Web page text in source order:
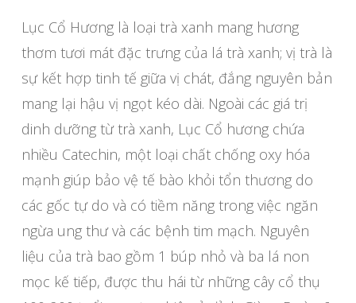
Lục Cổ Hương là loại trà xanh mang hương
thơm tươi mát đặc trưng của lá trà xanh; vị trà là
sự kết hợp tinh tế giữa vị chát, đắng nguyên bản
mang lại hậu vị ngọt kéo dài. Ngoài các giá trị
dinh dưỡng từ trà xanh, Lục Cổ hương chứa
nhiều Catechin, một loại chất chống oxy hóa
mạnh giúp bảo vệ tế bào khỏi tổn thương do
các gốc tự do và có tiềm năng trong việc ngăn
ngừa ung thư và các bệnh tim mạch. Nguyên
liệu của trà bao gồm 1 búp nhỏ và ba lá non
mọc kế tiếp, được thu hái từ những cây cổ thụ